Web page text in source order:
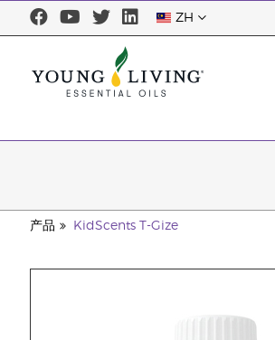
ZH
产品 KidScents T-Gize